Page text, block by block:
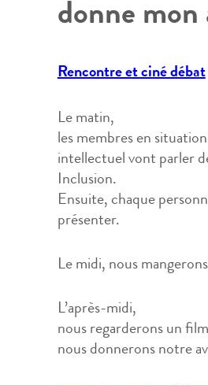
donne mon
Rencontre et ciné débat
Le matin,
les membres en
intellectuel vont parler
Inclusion.
Ensuite, chaque
présenter.
Le midi, nous
L’après-midi,
nous regarderons un
nous donnerons notre